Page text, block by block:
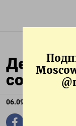
06.09.2024